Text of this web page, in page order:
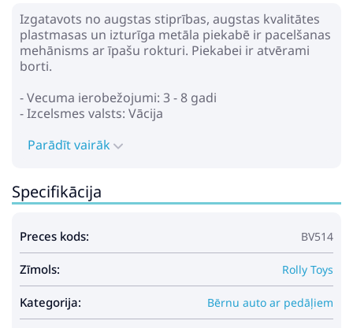
Izgatavots no augstas stiprības, augstas kvalitātes
plastmasas un izturīga metāla piekabē ir pacelšanas
mehānisms ar īpašu rokturi. Piekabei ir atvērami
borti.
- Vecuma ierobežojumi: 3 - 8 gadi
- Izcelsmes valsts: Vācija
Parādīt vairāk
Specifikācija
Preces kods: BV514
Zīmols: Rolly Toys
Kategorija: Bērnu auto ar pedāļiem